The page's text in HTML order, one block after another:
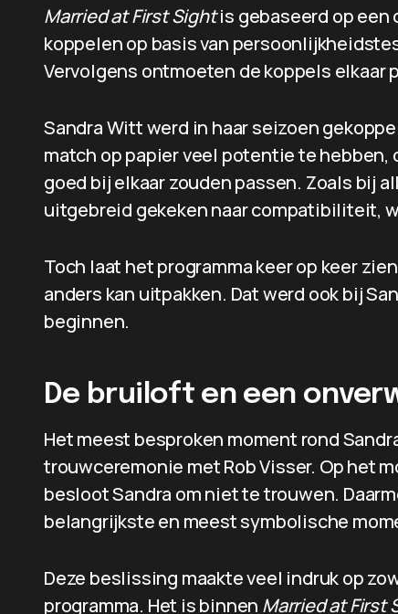
Married at First Sightis gebaseerd op een
koppelen op basis van
Vervolgens ontmoeten de koppels elkaar
Sandra Witt werd in haar seizoen
match op papier veel potentie te
goed bij elkaar zouden passen. Zoals bij
uitgebreid gekeken naar compatibiliteit,
Toch laat het programma keer op keer
anders kan uitpakken. Dat werd ook bij
beginnen.
De bruiloft en een
Het meest besproken moment rond
trouwceremonie met Rob Visser. Op het
besloot Sandra om niet te trouwen.
belangrijkste en meest symbolische
Deze beslissing maakte veel indruk op
programma. Het is binnen Married at First